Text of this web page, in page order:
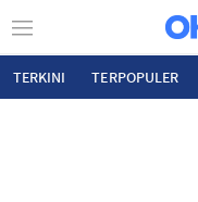
TERKINI TERPOPULER